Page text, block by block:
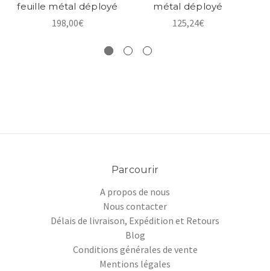
feuille métal déployé
198,00€
métal déployé
125,24€
Parcourir
A propos de nous
Nous contacter
Délais de livraison, Expédition et Retours
Blog
Conditions générales de vente
Mentions légales